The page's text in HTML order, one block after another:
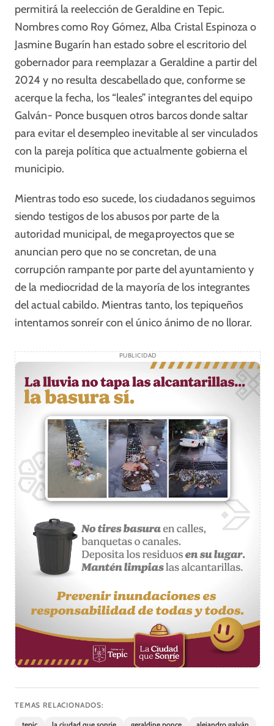
permitirá la reelección de Geraldine en Tepic.
Nombres como Roy Gómez, Alba Cristal Espinoza o
Jasmine Bugarín han estado sobre el escritorio del
gobernador para reemplazar a Geraldine a partir del
2024 y no resulta descabellado que, conforme se
acerque la fecha, los “leales” integrantes del equipo
Galván- Ponce busquen otros barcos donde saltar
para evitar el desempleo inevitable al ser vinculados
con la pareja política que actualmente gobierna el
municipio.
Mientras todo eso sucede, los ciudadanos seguimos
siendo testigos de los abusos por parte de la
autoridad municipal, de megaproyectos que se
anuncian pero que no se concretan, de una
corrupción rampante por parte del ayuntamiento y
de la mediocridad de la mayoría de los integrantes
del actual cabildo. Mientras tanto, los tepiqueños
intentamos sonreír con el único ánimo de no llorar.
PUBLICIDAD
TEMAS RELACIONADOS: